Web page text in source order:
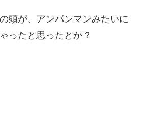
頭が、アンパンマンみたいに
ったと思ったとか？